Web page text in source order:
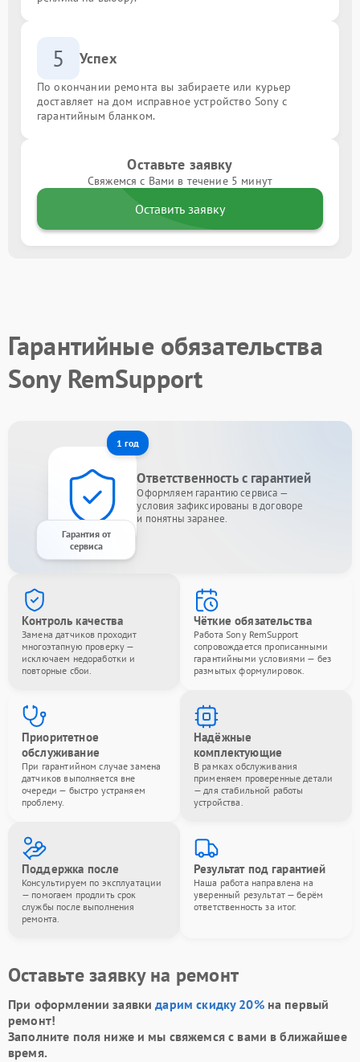
5 Успех
По окончании ремонта вы забираете или курьер
доставляет на дом исправное устройство Sony с
гарантийным бланком.
Оставьте заявку
Свяжемся с Вами в течение 5 минут
Оставить заявку
Гарантийные обязательства
Sony RemSupport
1 год
Гарантия от
сервиса
Ответственность с гарантией
Оформляем гарантию сервиса —
условия зафиксированы в договоре
и понятны заранее.
Контроль качества
Замена датчиков проходит
многоэтапную проверку —
исключаем недоработки и
повторные сбои.
Чёткие обязательства
Работа Sony RemSupport
сопровождается прописанными
гарантийными условиями — без
размытых формулировок.
Приоритетное
обслуживание
При гарантийном случае замена
датчиков выполняется вне
очереди — быстро устраняем
проблему.
Надёжные
комплектующие
В рамках обслуживания
применяем проверенные детали
— для стабильной работы
устройства.
Поддержка после
Консультируем по эксплуатации
— помогаем продлить срок
службы после выполнения
ремонта.
Результат под гарантией
Наша работа направлена на
уверенный результат — берём
ответственность за итог.
Оставьте заявку на ремонт
При оформлении заявкидарим скидку 20%на первый
ремонт!
Заполните поля ниже и мы свяжемся с вами в ближайшее
время.